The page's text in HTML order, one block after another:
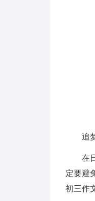
追
在
定要避
初三作